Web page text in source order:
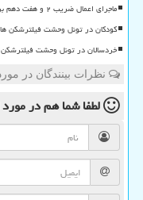
ماجرای اعمال ضریب ۲ و هفت دهم برای اینترنت بین الملل چیست؟
کودکان در تونل وحشت فیلترشکن ها
خردسالان در تونل وحشت
نظرات بینندگان در
لطفا شما همدر